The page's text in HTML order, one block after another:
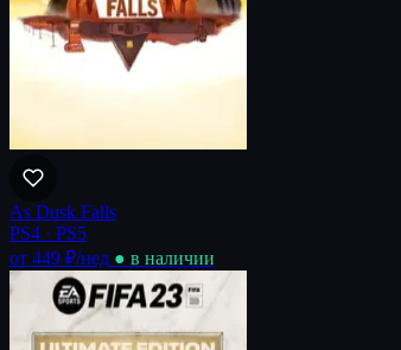
As Dusk Falls
PS4 · PS5
от 449 ₽/нед ● в наличии